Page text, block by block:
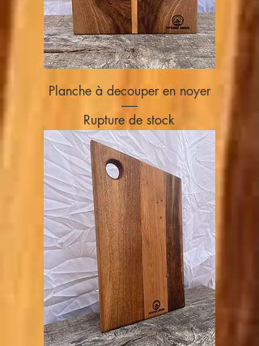
Planche à decouper en noyer
Rupture de stock